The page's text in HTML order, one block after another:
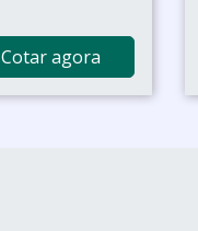
Cotar agora